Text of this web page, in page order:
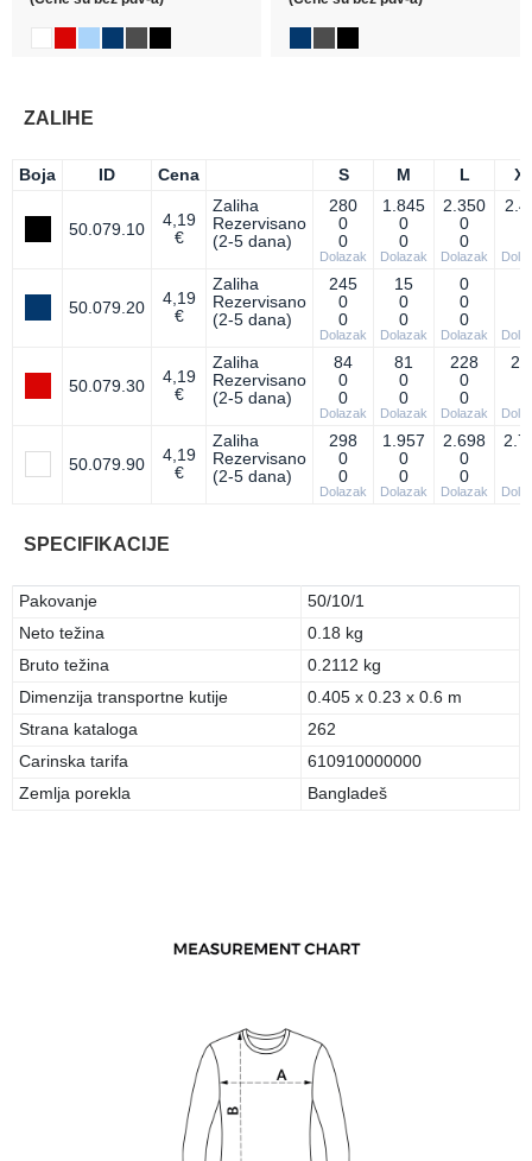
ZALIHE
Boja ID Cena S M L
50.079.10
4,19
€
Zaliha
Rezervisano
(2-5 dana)
280
0
0
Dolazak
1.845
0
0
Dolazak
2.350
0
0
Dolazak
50.079.20
4,19
€
Zaliha
Rezervisano
(2-5 dana)
245
0
0
Dolazak
15
0
0
Dolazak
0
0
0
Dolazak
50.079.30
4,19
€
Zaliha
Rezervisano
(2-5 dana)
84
0
0
Dolazak
81
0
0
Dolazak
228
0
0
Dolazak
50.079.90
4,19
€
Zaliha
Rezervisano
(2-5 dana)
298
0
0
Dolazak
1.957
0
0
Dolazak
2.698
0
0
Dolazak
SPECIFIKACIJE
Pakovanje
50/10/1
Neto težina
0.18 kg
Bruto težina
0.2112 kg
Dimenzija transportne kutije
0.405 x 0.23 x 0.6 m
Strana kataloga
262
Carinska tarifa
610910000000
Zemlja porekla
Bangladeš